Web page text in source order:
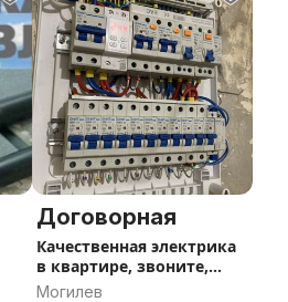
Договорная
Качественная электрика
в квартире, звоните,
пишите
Могилев